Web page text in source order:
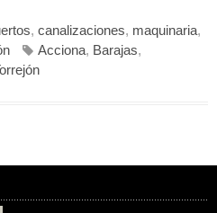
, canalizaciones, maquinaria,
Acciona, Barajas,